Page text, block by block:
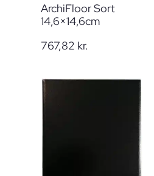
ArchiFloor Sort
14,6×14,6cm
767,82 kr.